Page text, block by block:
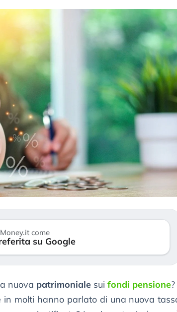
come
su Google
nuova patrimoniale sui fondi pensione?
molti hanno parlato di una nuova
valutazioni estreme alla
Cosa sta guidando il
degli asset?
le (…)
2026
«La
in
della
Il
Kospi,